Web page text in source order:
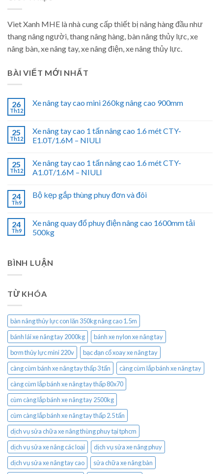
Viet Xanh MHE là nhà cung cấp thiết bị nâng hàng đầu như
thang nâng người, thang nâng hàng, bàn nâng thủy lực, xe
nâng bàn, xe nâng tay, xe nâng điện, xe nâng thủy lực.
BÀI VIẾT MỚI NHẤT
26
Th12
Xe nâng tay cao mini 260kg nâng cao 900mm
25
Th12
Xe nâng tay cao 1 tấn nâng cao 1.6 mét CTY-
E1.0T/1.6M – NIULI
25
Th12
Xe nâng tay cao 1 tấn nâng cao 1.6 mét CTY-
A1.0T/1.6M – NIULI
24
Th9
Bộ kẹp gắp thùng phuy đơn và đôi
24
Th9
Xe nâng quay đổ phuy điện nâng cao 1600mm tải
500kg
BÌNH LUẬN
TỪ KHÓA
bàn nâng thủy lực con lăn 350kg nâng cao 1.5m
bánh lái xe nâng tay 2000kg
bánh xe nylon xe nâng tay
bơm thủy lực mini 220v
bạc đạn cổ xoay xe nâng tay
càng cùm bánh xe nâng tay thấp 3 tấn
càng cùm lắp bánh xe nâng tay
càng cùm lắp bánh xe nâng tay thấp 80x70
cùm càng lắp bánh xe nâng tay 2500kg
cùm càng lắp bánh xe nâng tay thấp 2.5 tấn
dịch vụ sửa chữa xe nâng thùng phuy tại tphcm
dịch vụ sửa xe nâng các loại
dịch vụ sửa xe nâng phuy
dịch vụ sửa xe nâng tay cao
sửa chữa xe nâng bàn